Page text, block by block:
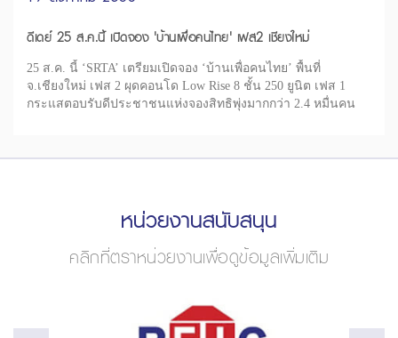
ดีเดย์ 25 ส.ค.นี้ เปิดจอง 'บ้านเพื่อคนไทย' เฟส2 เชียงใหม่
25 ส.ค. นี้ ‘SRTA’ เตรียมเปิดจอง ‘บ้านเพื่อคนไทย’ พื้นที่
จ.เชียงใหม่ เฟส 2 ผุดคอนโด Low Rise 8 ชั้น 250 ยูนิต เฟส 1
กระแสตอบรับดีประชาชนแห่งจองสิทธิพุ่งมากกว่า 2.4 หมื่นคน
หน่วยงานสนับสนุน
คลิกที่ตราหน่วยงานเพื่อดูข้อมูลเพิ่มเติม